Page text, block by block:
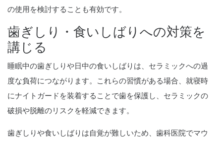
の使用を検討することも有効です。
歯ぎしり・食いしばりへの対策を
講じる
睡眠中の歯ぎしりや日中の食いしばりは、セラミックへの過
度な負荷につながります。これらの習慣がある場合、就寝時
にナイトガードを装着することで歯を保護し、セラミックの
破損や脱離のリスクを軽減できます。
歯ぎしりや食いしばりは自覚が難しいため、歯科医院でマウ